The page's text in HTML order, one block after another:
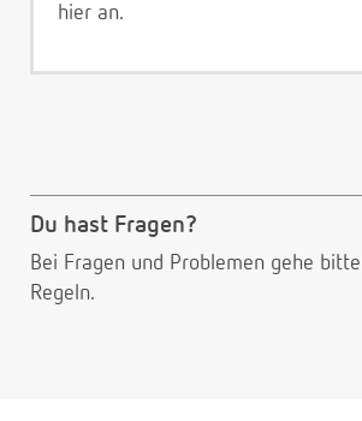
hier an.
Du hast Fragen?
Bei Fragen und Problemen gehe bitte
Regeln.